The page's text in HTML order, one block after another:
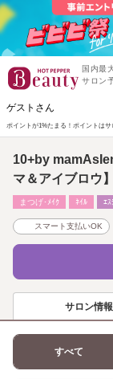
国内最
サロン
ゲストさん
ポイントが1%たまる！ ポイントはサ
10+by
マ＆アイブロウ】
まつげ･ﾒｲｸ ﾈｲﾙ ｴｽ
スマート支払いOK
サロン情報
すべて